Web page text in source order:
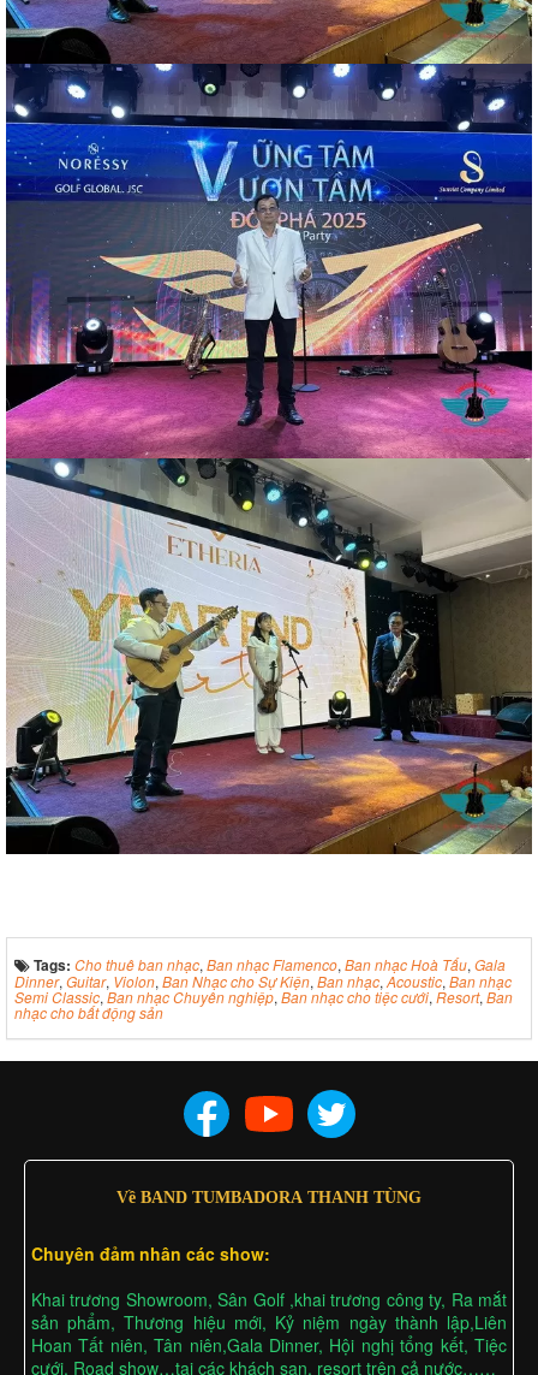
Tags: Cho thuê ban nhạc, Ban nhạc Flamenco, Ban nhạc Hoà Tấu, Gala
Dinner, Guitar, Violon, Ban Nhạc cho Sự Kiện, Ban nhạc, Acoustic, Ban nhạc
Semi Classic, Ban nhạc Chuyên nghiệp, Ban nhạc cho tiệc cưới, Resort, Ban
nhạc cho bất động sản
Về BAND TUMBADORA THANH TÙNG
Chuyên đảm nhân các show:
Khai trương Showroom, Sân Golf ,khai trương công ty, Ra mắt
sản phẩm, Thương hiệu mới, Kỷ niệm ngày thành lập,Liên
Hoan Tất niên, Tân niên,Gala Dinner, Hội nghị tổng kết, Tiệc
cưới, Road show…tại các khách sạn, resort trên cả nước……